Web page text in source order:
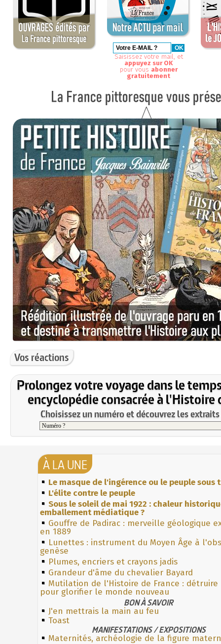
Saisissez votre mail, et
appuyez sur OK
pour vous abonner
gratuitement
Vos réactions
Prolongez votre voyage dans le
encyclopédie consacrée à l'Histoire
Choisissez un numéro et découvrez les
À LA UNE
Le masque de l'ingérence ou le peuple sous
L'élite contre le peuple
Sous le soleil de mai 1922 : chaleur
emballement médiatique ?
Gouffre de Padirac : merveille géologique
en 1889
Lunettes : instrument du Moyen Âge à
genèse
Plumes, encriers et crayons jadis
Grandeur d'âme du chevalier Bayard
Mutilation de l'Histoire de France : détruire
pour glorifier le monde nouveau
BON À SAVOIR
J'en mettrais la main au feu
Toast
MANIFESTATIONS / EXPOSITIONS
Maternités, archéologie de la figure